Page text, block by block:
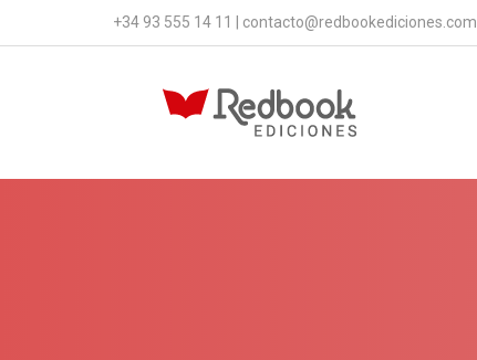
+34 93 555 14 11 contacto@redbookediciones.com